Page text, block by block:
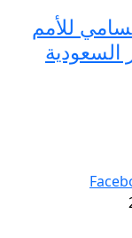
للأمم
السعودية